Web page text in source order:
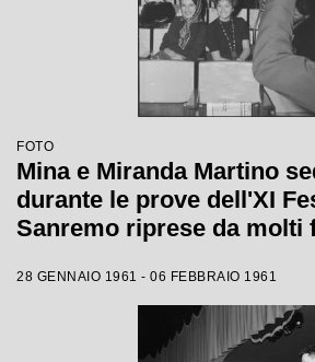
FOTO
Mina e Miranda Martino
durante le prove dell'XI
Sanremo riprese da molti
28 GENNAIO 1961 - 06 FEBBRAIO 1961